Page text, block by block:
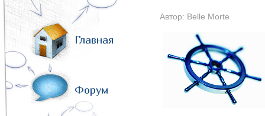
Главная
Форум
Автор: Belle Morte